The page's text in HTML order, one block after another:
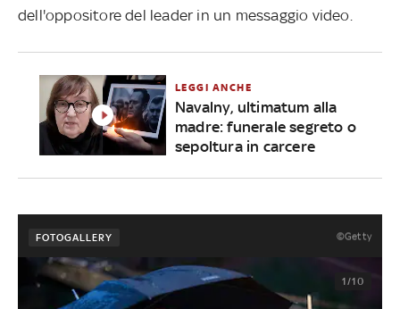
dell'oppositore del leader in un messaggio video.
LEGGI ANCHE
Navalny, ultimatum alla
madre: funerale segreto o
sepoltura in carcere
FOTOGALLERY ©Getty
1/10